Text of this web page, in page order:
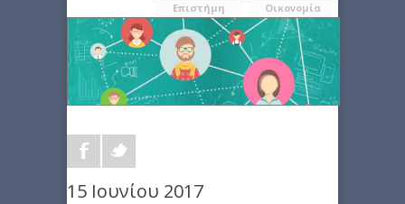
Οικονομία
Επιστήμη
15 Ιουνίου 2017